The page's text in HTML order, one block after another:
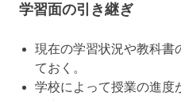
学習面の引き継ぎ
現在の学習状況や教科書
ておく。
学校によって授業の進度